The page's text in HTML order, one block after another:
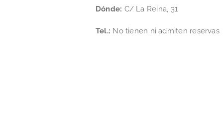
Dónde: C/ La Reina, 31
Tel.: No tienen ni admiten reservas